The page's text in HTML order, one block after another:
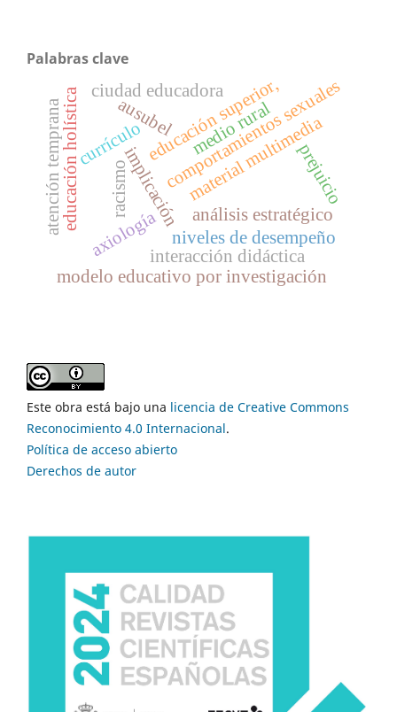
Palabras clave
currículo
implicación
axiología
material multimedia
comportamientos sexuales
educación holística análisis estratégico
modelo educativo por investigación
educación superior,
niveles de desempeño
atención temprana racismo prejuicio
interacción didáctica
ausubel medio rural
ciudad educadora
Este obra está bajo una licencia de Creative Commons
Reconocimiento 4.0 Internacional.
Política de acceso abierto
Derechos de autor